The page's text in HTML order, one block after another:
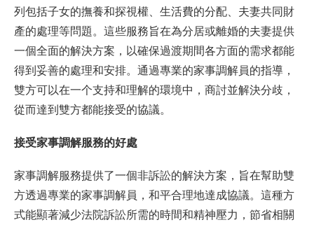
列包括子女的撫養和探視權、生活費的分配、夫妻共同財
產的處理等問題。這些服務旨在為分居或離婚的夫妻提供
一個全面的解決方案，以確保過渡期間各方面的需求都能
得到妥善的處理和安排。通過專業的家事調解員的指導，
雙方可以在一个支持和理解的環境中，商討並解決分歧，
從而達到雙方都能接受的協議。
接受家事調解服務的好處
家事調解服務提供了一個非訴訟的解決方案，旨在幫助雙
方透過專業的家事調解員，和平合理地達成協議。這種方
式能顯著減少法院訴訟所需的時間和精神壓力，節省相關